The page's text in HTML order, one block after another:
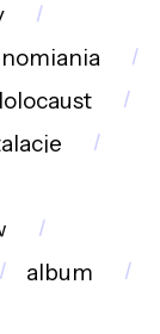
album